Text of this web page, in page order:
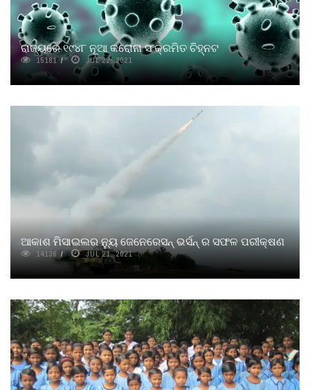
ରାଜ୍ୟରେ ୧୯୪୮ ନୂଆ କରୋନା ସଂକ୍ରମିତ ଚିହ୍ନଟ
15181 JUL 22, 2021
ଆକାଶ ମିସାଇଲର ନ୍ୟୁ ଜେନେରେସନ୍‌ ଭର୍ସନ୍‌ ର ସଫଳ ପରୀକ୍ଷଣ
14136 JUL 21, 2021